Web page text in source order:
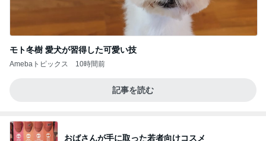
モト冬樹 愛犬が習得した可愛い技
Amebaトピックス 10時間前
記事を読む
おばさんが手に取った若者向けコスメ